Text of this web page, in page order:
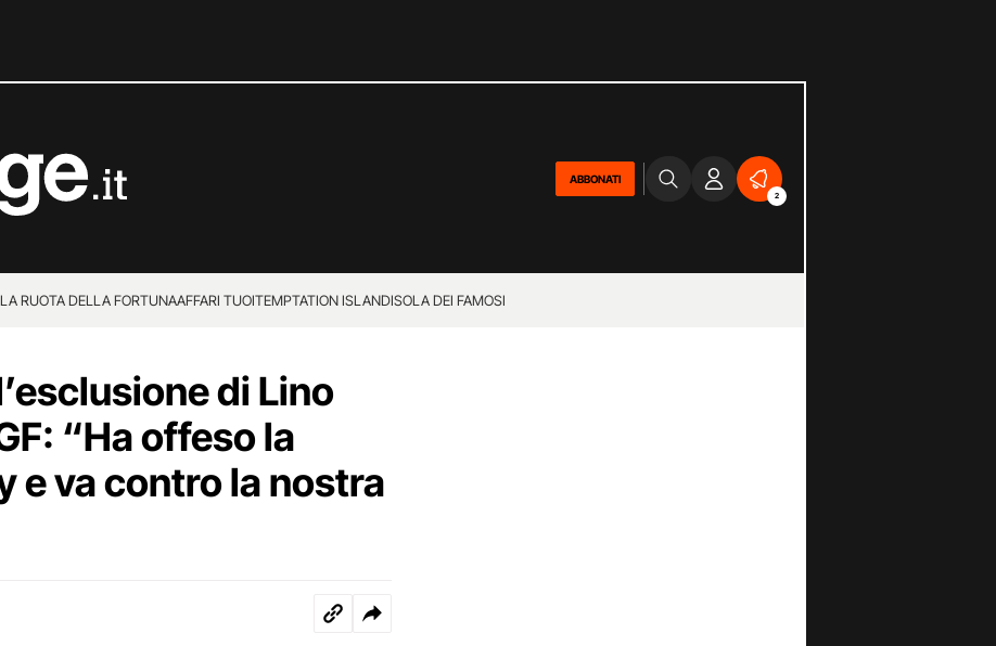
ABBONATI
2
LA RUOTA DELLA FORTUNAAFFARI TUOITEMPTATION ISLANDISOLA DEI FAMOSI
di Lino
“Ha offeso la
e va contro la nostra